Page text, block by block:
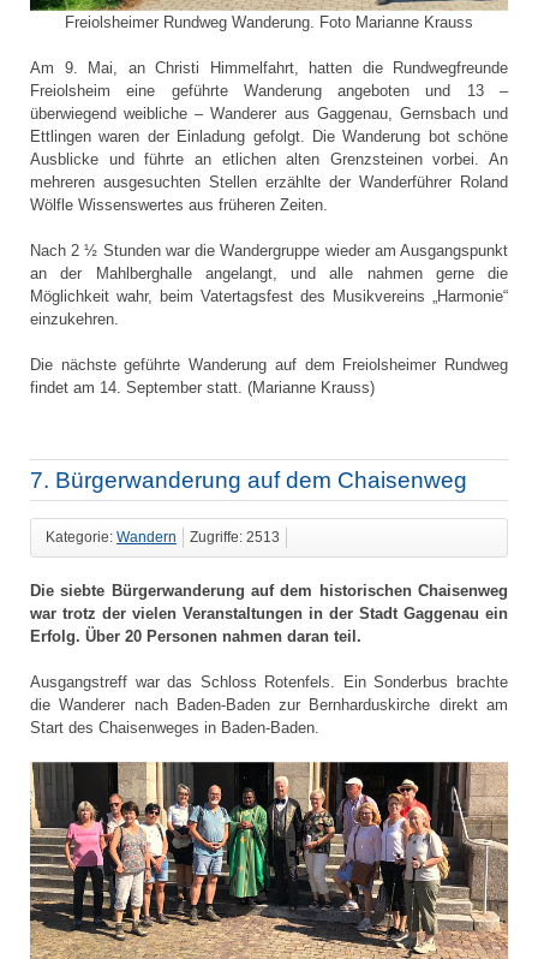
Freiolsheimer Rundweg Wanderung. Foto Marianne Krauss
Am 9. Mai, an Christi Himmelfahrt, hatten die Rundwegfreunde
Freiolsheim eine geführte Wanderung angeboten und 13 –
überwiegend weibliche – Wanderer aus Gaggenau, Gernsbach und
Ettlingen waren der Einladung gefolgt. Die Wanderung bot schöne
Ausblicke und führte an etlichen alten Grenzsteinen vorbei. An
mehreren ausgesuchten Stellen erzählte der Wanderführer Roland
Wölfle Wissenswertes aus früheren Zeiten.
Nach 2 ½ Stunden war die Wandergruppe wieder am Ausgangspunkt
an der Mahlberghalle angelangt, und alle nahmen gerne die
Möglichkeit wahr, beim Vatertagsfest des Musikvereins „Harmonie“
einzukehren.
Die nächste geführte Wanderung auf dem Freiolsheimer Rundweg
findet am 14. September statt. (Marianne Krauss)
7. Bürgerwanderung auf dem Chaisenweg
Kategorie: Wandern Zugriffe: 2513
Die siebte Bürgerwanderung auf dem historischen Chaisenweg
war trotz der vielen Veranstaltungen in der Stadt Gaggenau ein
Erfolg. Über 20 Personen nahmen daran teil.
Ausgangstreff war das Schloss Rotenfels. Ein Sonderbus brachte
die Wanderer nach Baden-Baden zur Bernharduskirche direkt am
Start des Chaisenweges in Baden-Baden.